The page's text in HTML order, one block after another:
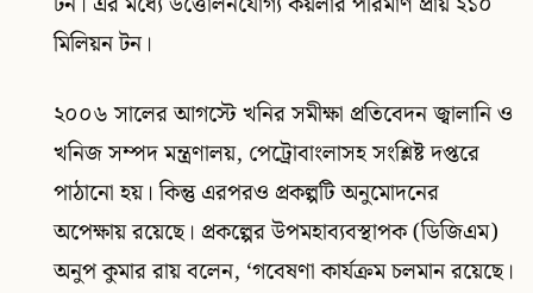
মিলিয়ন টন।
২০০৬ সালের আগস্টে খনির সমীক্ষা প্রতিবেদন জ্বালানি ও
খনিজ সম্পদ মন্ত্রণালয়, পেট্রোবাংলাসহ সংশ্লিষ্ট দপ্তরে
পাঠানো হয়। কিন্তু এরপরও প্রকল্পটি অনুমোদনের
অপেক্ষায় রয়েছে। প্রকল্পের উপমহাব্যবস্থাপক (ডিজিএম)
অনুপ কুমার রায় বলেন, ‘গবেষণা কার্যক্রম চলমান রয়েছে।